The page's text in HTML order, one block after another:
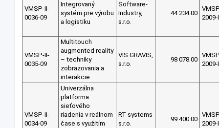
VMSP-II-
0036-09
Integrovaný
systém pre výrobu
a logistiku
Software-
Industry,
s.r.o.
44 234.00
2009-
VMSP-II-
0035-09
Multitouch
augmented reality
– techniky
zobrazovania a
interakcie
VIS GRAVIS,
s.r.o.
98 078.00
2009-
VMSP-II-
0034-09
Univerzálna
platforma
sieťového
riadenia v reálnom
čase s využitím
RT systems
s.r.o.
99 400.00
2009-